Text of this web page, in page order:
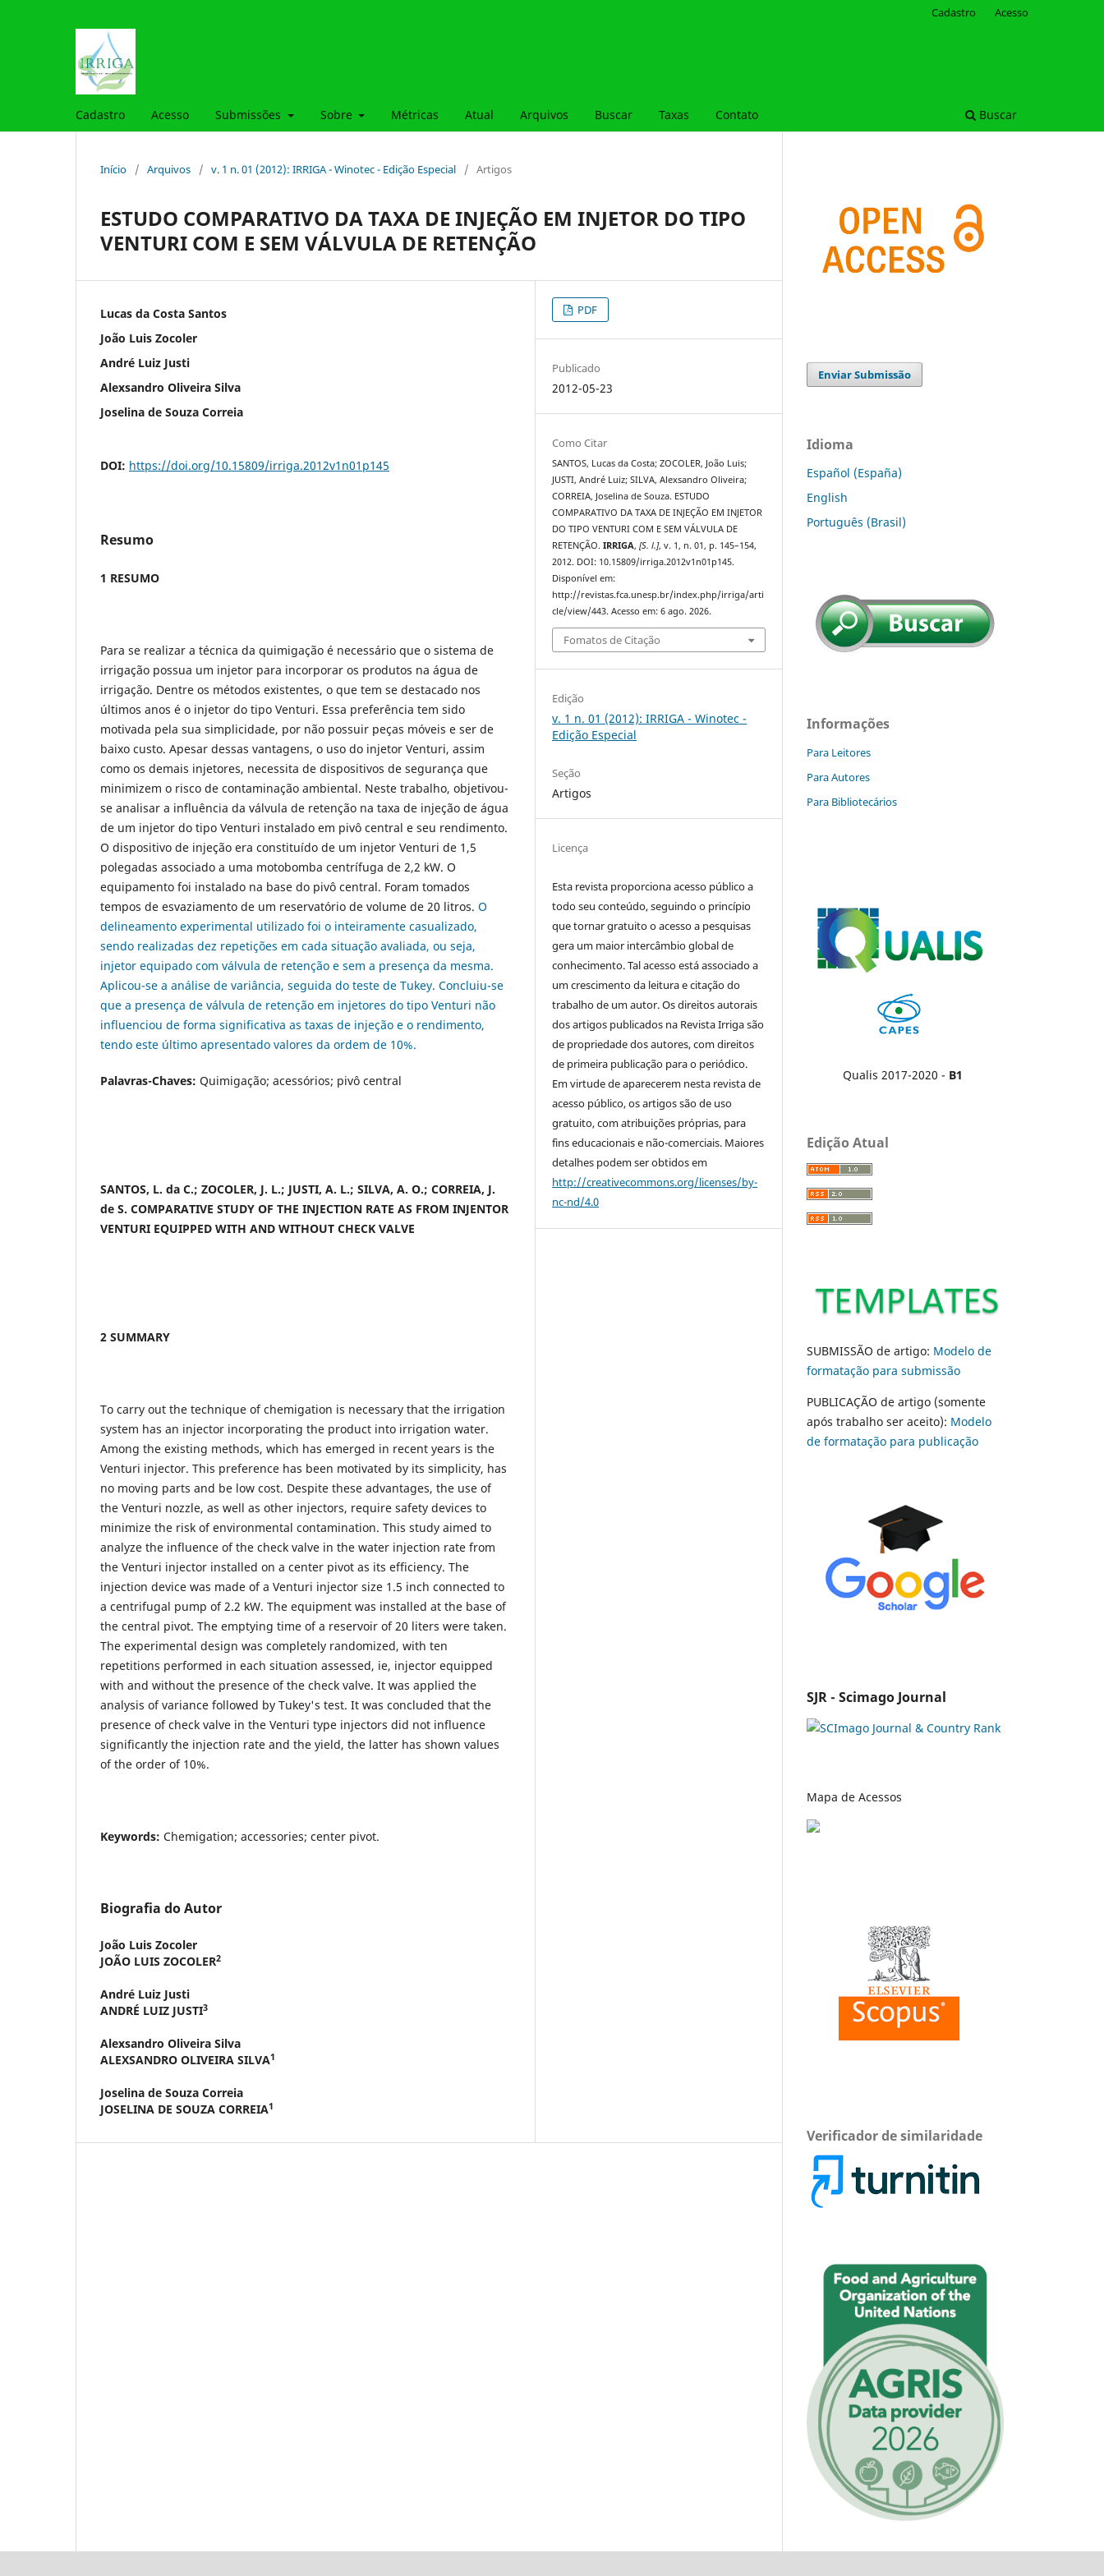
Cadastro Acesso Submissões Sobre Métricas Atual Arquivos Buscar Taxas Contato Buscar
Cadastro Acesso
Início / Arquivos / v. 1 n. 01 (2012): IRRIGA - Winotec - Edição Especial / Artigos
ESTUDO COMPARATIVO DA TAXA DE INJEÇÃO EM INJETOR DO TIPO
VENTURI COM E SEM VÁLVULA DE RETENÇÃO
Lucas da Costa Santos
João Luis Zocoler
André Luiz Justi
Alexsandro Oliveira Silva
Joselina de Souza Correia
DOI: https://doi.org/10.15809/irriga.2012v1n01p145
Resumo
1 RESUMO
Para se realizar a técnica da quimigação é necessário que o sistema de
irrigação possua um injetor para incorporar os produtos na água de
irrigação. Dentre os métodos existentes, o que tem se destacado nos
últimos anos é o injetor do tipo Venturi. Essa preferência tem sido
motivada pela sua simplicidade, por não possuir peças móveis e ser de
baixo custo. Apesar dessas vantagens, o uso do injetor Venturi, assim
como os demais injetores, necessita de dispositivos de segurança que
minimizem o risco de contaminação ambiental. Neste trabalho, objetivou-
se analisar a influência da válvula de retenção na taxa de injeção de água
de um injetor do tipo Venturi instalado em pivô central e seu rendimento.
O dispositivo de injeção era constituído de um injetor Venturi de 1,5
polegadas associado a uma motobomba centrífuga de 2,2 kW. O
equipamento foi instalado na base do pivô central. Foram tomados
tempos de esvaziamento de um reservatório de volume de 20 litros. O
delineamento experimental utilizado foi o inteiramente casualizado,
sendo realizadas dez repetições em cada situação avaliada, ou seja,
injetor equipado com válvula de retenção e sem a presença da mesma.
Aplicou-se a análise de variância, seguida do teste de Tukey. Concluiu-se
que a presença de válvula de retenção em injetores do tipo Venturi não
influenciou de forma significativa as taxas de injeção e o rendimento,
tendo este último apresentado valores da ordem de 10%.
Palavras-Chaves: Quimigação; acessórios; pivô central
SANTOS, L. da C.; ZOCOLER, J. L.; JUSTI, A. L.; SILVA, A. O.; CORREIA, J.
de S. COMPARATIVE STUDY OF THE INJECTION RATE AS FROM INJENTOR
VENTURI EQUIPPED WITH AND WITHOUT CHECK VALVE
2 SUMMARY
To carry out the technique of chemigation is necessary that the irrigation
system has an injector incorporating the product into irrigation water.
Among the existing methods, which has emerged in recent years is the
Venturi injector. This preference has been motivated by its simplicity, has
no moving parts and be low cost. Despite these advantages, the use of
the Venturi nozzle, as well as other injectors, require safety devices to
minimize the risk of environmental contamination. This study aimed to
analyze the influence of the check valve in the water injection rate from
the Venturi injector installed on a center pivot as its efficiency. The
injection device was made of a Venturi injector size 1.5 inch connected to
a centrifugal pump of 2.2 kW. The equipment was installed at the base of
the central pivot. The emptying time of a reservoir of 20 liters were taken.
The experimental design was completely randomized, with ten
repetitions performed in each situation assessed, ie, injector equipped
with and without the presence of the check valve. It was applied the
analysis of variance followed by Tukey's test. It was concluded that the
presence of check valve in the Venturi type injectors did not influence
significantly the injection rate and the yield, the latter has shown values ​​
of the order of 10%.
Keywords: Chemigation; accessories; center pivot.
Biografia do Autor
João Luis Zocoler
JOÃO LUIS ZOCOLER2
André Luiz Justi
ANDRÉ LUIZ JUSTI3
Alexsandro Oliveira Silva
ALEXSANDRO OLIVEIRA SILVA1
Joselina de Souza Correia
JOSELINA DE SOUZA CORREIA1
PDF
Publicado
2012-05-23
Como Citar
SANTOS, Lucas da Costa; ZOCOLER, João Luis;
JUSTI, André Luiz; SILVA, Alexsandro Oliveira;
CORREIA, Joselina de Souza. ESTUDO
COMPARATIVO DA TAXA DE INJEÇÃO EM INJETOR
DO TIPO VENTURI COM E SEM VÁLVULA DE
RETENÇÃO.IRRIGA,[S. l.], v. 1, n. 01, p. 145–154,
2012. DOI: 10.15809/irriga.2012v1n01p145.
Disponível em:
http://revistas.fca.unesp.br/index.php/irriga/arti
cle/view/443. Acesso em: 6 ago. 2026.
Fomatos de Citação
Edição
v. 1 n. 01 (2012): IRRIGA - Winotec -
Edição Especial
Seção
Artigos
Licença
Esta revista proporciona acesso público a
todo seu conteúdo, seguindo o princípio
que tornar gratuito o acesso a pesquisas
gera um maior intercâmbio global de
conhecimento. Tal acesso está associado a
um crescimento da leitura e citação do
trabalho de um autor. Os direitos autorais
dos artigos publicados na Revista Irriga são
de propriedade dos autores, com direitos
de primeira publicação para o periódico.
Em virtude de aparecerem nesta revista de
acesso público, os artigos são de uso
gratuito, com atribuições próprias, para
fins educacionais e não-comerciais. Maiores
detalhes podem ser obtidos em
http://creativecommons.org/licenses/by-
nc-nd/4.0
Enviar Submissão
Idioma
Español (España)
English
Português (Brasil)
Informações
Para Leitores
Para Autores
Para Bibliotecários
Qualis 2017-2020 - B1
Edição Atual
SUBMISSÃO de artigo: Modelo de
formatação para submissão
PUBLICAÇÃO de artigo (somente
após trabalho ser aceito): Modelo
de formatação para publicação
SJR - Scimago Journal
Mapa de Acessos
Verificador de similaridade